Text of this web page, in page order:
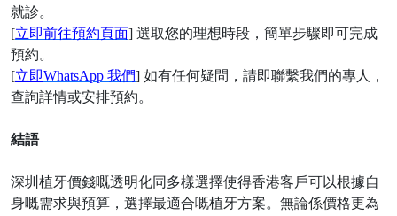
就診。
[立即前往預約頁面] 選取您的理想時段，簡單步驟即可完成
預約。
[立即WhatsApp 我們] 如有任何疑問，請即聯繫我們的專人，
查詢詳情或安排預約。
結語
深圳植牙價錢嘅透明化同多樣選擇使得香港客戶可以根據自
身嘅需求與預算，選擇最適合嘅植牙方案。無論係價格更為